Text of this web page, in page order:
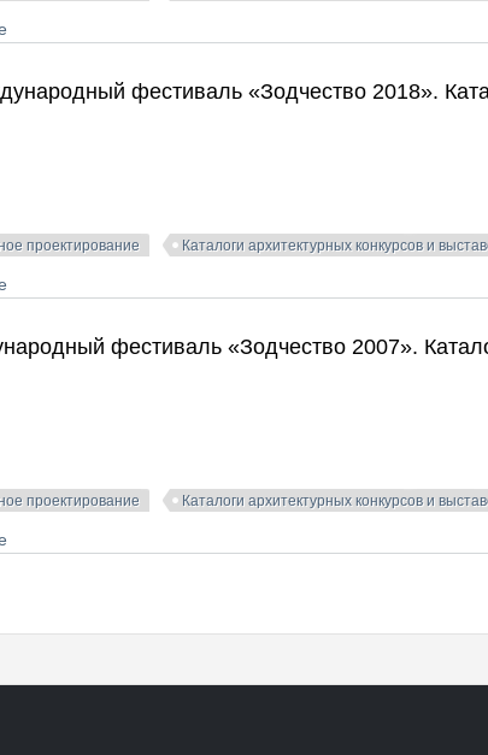
фестиваль «Зодчество 2018».
проектирование Каталоги архитектурных конкурсов и
фестиваль «Зодчество 2007».
проектирование Каталоги архитектурных конкурсов и